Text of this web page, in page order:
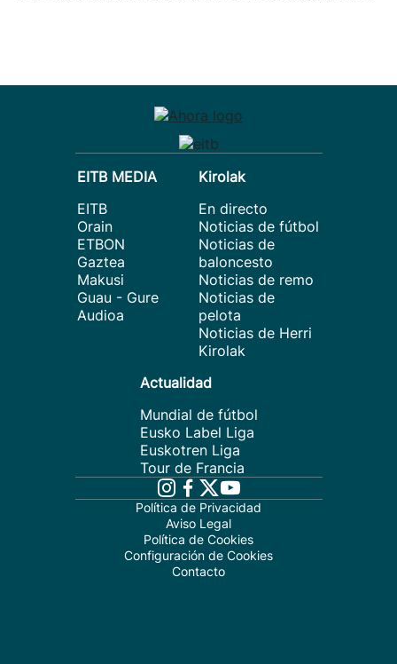
EITB MEDIA
EITB
Orain
ETBON
Gaztea
Makusi
Guau - Gure
Audioa
Kirolak
En directo
Noticias de fútbol
Noticias de
baloncesto
Noticias de remo
Noticias de
pelota
Noticias de Herri
Kirolak
Actualidad
Mundial de fútbol
Eusko Label Liga
Euskotren Liga
Tour de Francia
Política de Privacidad
Aviso Legal
Política de Cookies
Configuración de Cookies
Contacto